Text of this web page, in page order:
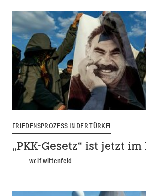
FRIEDENSPROZESS IN DER TÜRKEI
„PKK-Gesetz“ ist jetzt
wolf wittenfeld